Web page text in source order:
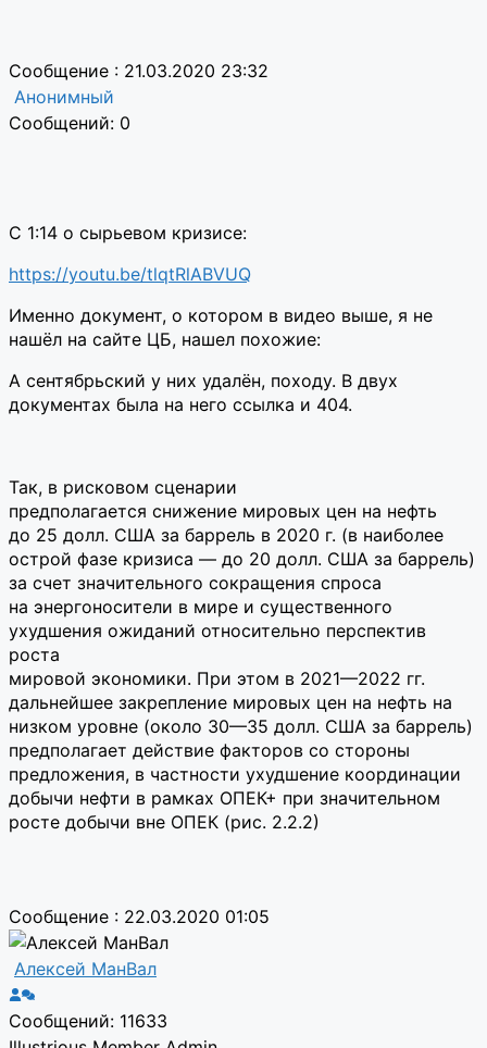
Сообщение : 21.03.2020 23:32
Анонимный
Сообщений: 0
С 1:14 о сырьевом кризисе:
https://youtu.be/tlqtRlABVUQ
Именно документ, о котором в видео выше, я не
нашёл на сайте ЦБ, нашел похожие:
А сентябрьский у них удалён, походу. В двух
документах была на него ссылка и 404.
Так, в рисковом сценарии
предполагается снижение мировых цен на нефть
до 25 долл. США за баррель в 2020 г. (в наиболее
острой фазе кризиса — до 20 долл. США за баррель)
за счет значительного сокращения спроса
на энергоносители в мире и существенного
ухудшения ожиданий относительно перспектив
роста
мировой экономики. При этом в 2021—2022 гг.
дальнейшее закрепление мировых цен на нефть на
низком уровне (около 30—35 долл. США за баррель)
предполагает действие факторов со стороны
предложения, в частности ухудшение координации
добычи нефти в рамках ОПЕК+ при значительном
росте добычи вне ОПЕК (рис. 2.2.2)
Сообщение : 22.03.2020 01:05
Алексей МанВал
Сообщений: 11633